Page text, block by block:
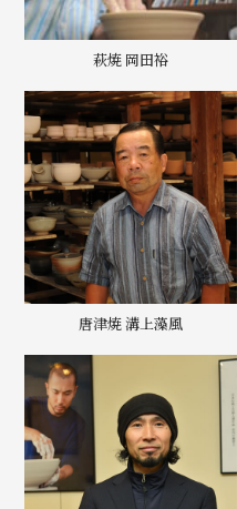
萩焼 岡田裕
唐津焼 溝上藻風